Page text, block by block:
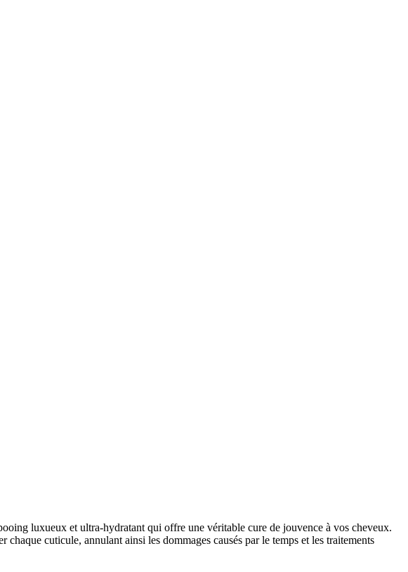
luxueux et ultra-hydratant qui offre une véritable cure de jouvence à vos cheveux.
cuticule, annulant ainsi les dommages causés par le temps et les traitements